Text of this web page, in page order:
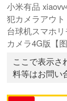
小米有品
犯カメラアウ
台球机スマホ
カメラ4G版【
ここで表示さ
料等はお問い